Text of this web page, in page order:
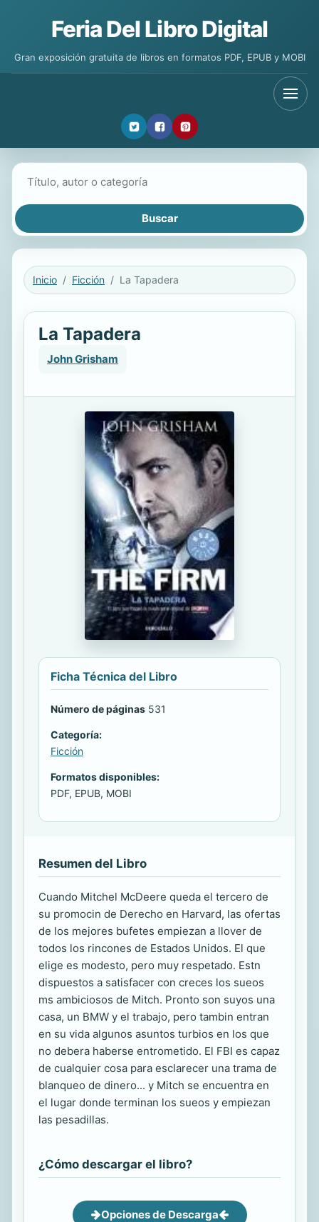
Feria Del Libro Digital
Gran exposición gratuita de libros en formatos PDF, EPUB y MOBI
Inicio Ficción La Tapadera
La Tapadera
John Grisham
Ficha Técnica del Libro
Número de páginas 531
Categoría:
Ficción
Formatos disponibles:
PDF, EPUB, MOBI
Resumen del Libro
Cuando Mitchel McDeere queda el tercero de
su promocin de Derecho en Harvard, las ofertas
de los mejores bufetes empiezan a llover de
todos los rincones de Estados Unidos. El que
elige es modesto, pero muy respetado. Estn
dispuestos a satisfacer con creces los sueos
ms ambiciosos de Mitch. Pronto son suyos una
casa, un BMW y el trabajo, pero tambin entran
en su vida algunos asuntos turbios en los que
no debera haberse entrometido. El FBI es capaz
de cualquier cosa para esclarecer una trama de
blanqueo de dinero... y Mitch se encuentra en
el lugar donde terminan los sueos y empiezan
las pesadillas.
¿Cómo descargar el libro?
Opciones de Descarga